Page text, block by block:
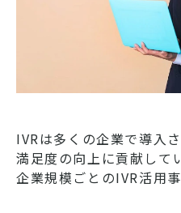
IVRは多くの企業で導入
満足度の向上に貢献して
企業規模ごとのIVR活用